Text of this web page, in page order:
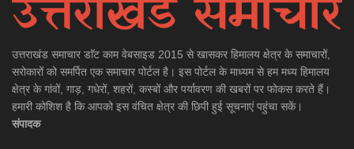
उत्तराखंड समाचार डाॅट काम वेबसाइड 2015 से खासकर हिमालय क्षेत्र के समाचारों,
सरोकारों को समर्पित एक समाचार पोर्टल है। इस पोर्टल के माध्यम से हम मध्य हिमालय
क्षेत्र के गांवों, गाड़, गधेरों, शहरों, कस्बों और पर्यावरण की खबरों पर फोकस करते हैं।
हमारी कोशिश है कि आपको इस वंचित क्षेत्र की छिपी हुई सूचनाएं पहुंचा सकें।
संपादक